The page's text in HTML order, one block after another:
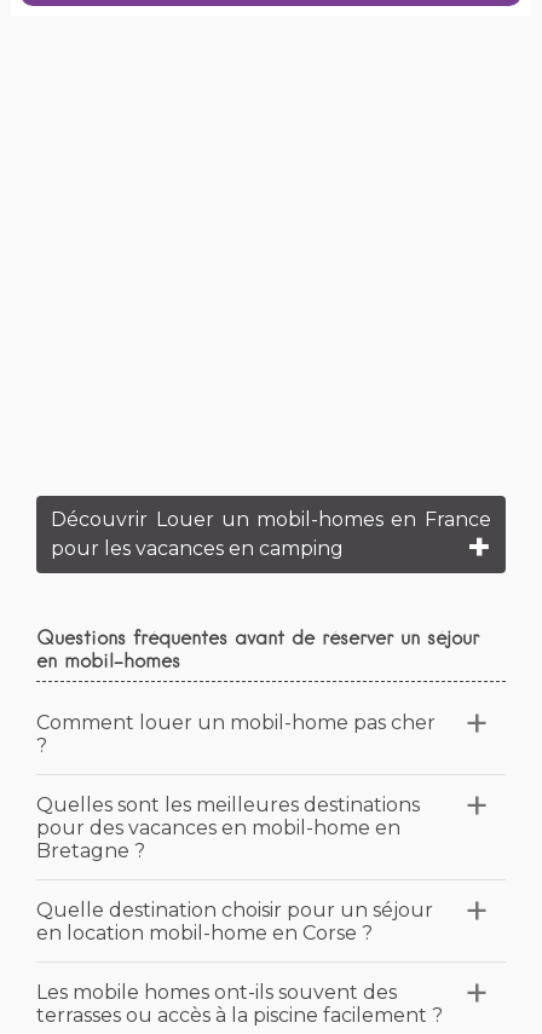
Découvrir Louer un mobil-homes en France
pour les vacances en camping
Questions fréquentes avant de réserver un séjour
en mobil-homes
Comment louer un mobil-home pas cher
?
Lorsque vous recherchez les meilleurs prix,
gardez à l'esprit que les réservations doivent
être effectuées plusieurs semaines à l'avance
et que, le cas échéant, les dates de voyage
peuvent être modifiées pour tenir compte de
la durée des offres promotionnelles.
de différentes chaînes, comme Les Roquilles
Quelles sont les meilleures destinations
pour des vacances en mobil-home en
Bretagne ?
Vous souhaitez passer du temps en plein air
en Bretagne ? Le camping Le Raguenes
Plage (4 étoiles), situé à Névez, et le camping
Keranterec (4 étoiles) à La Forêt-Fouesnant
font partie des meilleurs campings pour
Quelle destination choisir pour un séjour
en location mobil-home en Corse ?
Plusieurs destinations en Corse, offrant
chacune une vue imprenable, vous
Les mobile homes ont-ils souvent des
terrasses ou accès à la piscine facilement ?